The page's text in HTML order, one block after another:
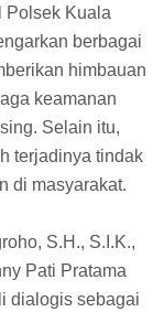
Polsek Kuala
berbagai
himbauan
keamanan
Selain itu,
terjadinya tindak
di masyarakat.
S.H., S.I.K.,
Pati Pratama
dialogis sebagai